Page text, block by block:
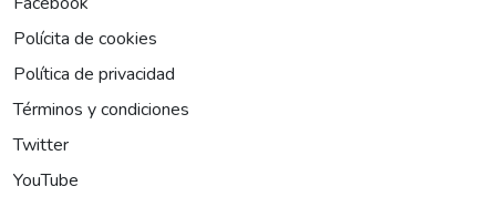
Polícita de cookies
Política de privacidad
Términos y condiciones
Twitter
YouTube